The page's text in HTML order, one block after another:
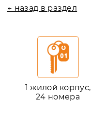
← назад в раздел
1 жилой корпус,
24 номера